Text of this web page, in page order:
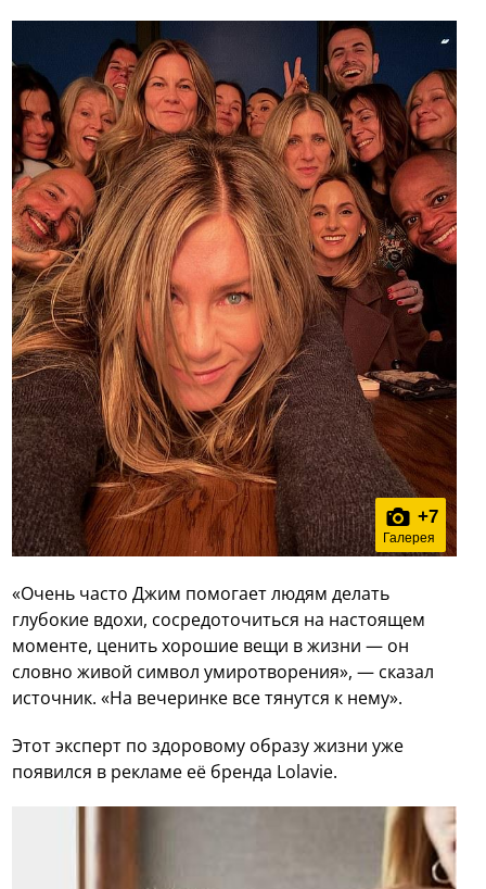
+7
Галерея
«Очень часто Джим помогает людям делать
глубокие вдохи, сосредоточиться на настоящем
моменте, ценить хорошие вещи в жизни — он
словно живой символ умиротворения», — сказал
источник. «На вечеринке все тянутся к нему».
Этот эксперт по здоровому образу жизни уже
появился в рекламе её бренда Lolavie.